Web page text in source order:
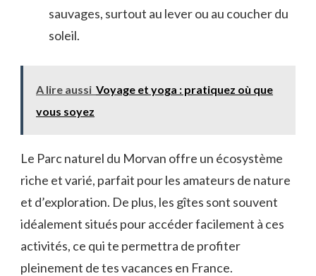
sauvages, surtout au lever ou au coucher du
soleil.
A lire aussi Voyage et yoga : pratiquez où que
vous soyez
Le Parc naturel du Morvan offre un écosystème
riche et varié, parfait pour les amateurs de nature
et d’exploration. De plus, les gîtes sont souvent
idéalement situés pour accéder facilement à ces
activités, ce qui te permettra de profiter
pleinement de tes vacances en France.